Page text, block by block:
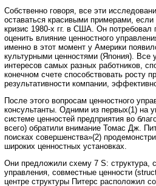
Собственно говоря, все эти
оставаться красивыми примерами,
кризис 1980-х гг. в США. Он потребовал
оценить влияние ценностного
именно в этот момент у Америки
культурными ценностями (Япония).
интересов самых разных работников,
конечном счете способствовать росту
результативности компании,
После этого вопросам ценностного
консультанты. Одними из первых(1) на
системе ценностей предприятия во
всего) обратили внимание Томас Дж.
поисках совершенства»(2)
широких ценностных установках.
Они предложили схему 7 S: структура,
управления, совместные ценности
центре структуры Питерс расположил